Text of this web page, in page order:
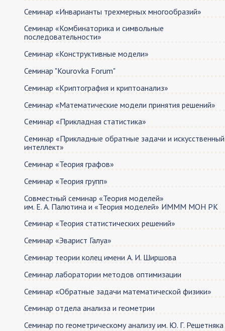
Семинар «Инварианты трехмерных многообразий»
Семинар «Комбинаторика и символьные
последовательности»
Семинар «Конструктивные модели»
Семинар "Kourovka Forum"
Семинар «Криптография и криптоанализ»
Семинар «Математические модели принятия решений»
Cеминар «Прикладная статистика»
Cеминар «Прикладные обратные задачи и искусственный
интеллект»
Семинар «Теория графов»
Семинар «Теория групп»
Совместный семинар «Теория моделей»
им. Е. А. Палютина и «Теория моделей» ИМММ МОН РК
Семинар «Теория статистических решений»
Семинар «Эварист Галуа»
Семинар теории колец имeни А. И. Ширшова
Семинар лаборатории методов оптимизации
Семинар «Обратные задачи математической физики»
Семинар отдела анализа и геометрии
Семинар по геометрическому анализу им. Ю. Г. Решетняка